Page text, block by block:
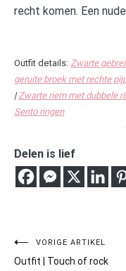
recht komen. Een
Outfit details: Zwarte
geruite broek met rechte
|Zwarte riem met dubbele
Sento ringen
Delen is lief
Bericht
VORIGE ARTIKEL
Outfit | Touch of rock